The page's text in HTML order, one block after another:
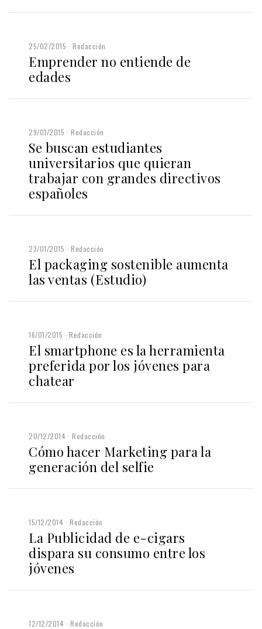
25/02/2015 Redacción
Emprender no entiende de
edades
29/01/2015 Redacción
Se buscan estudiantes
universitarios que quieran
trabajar con grandes directivos
españoles
23/01/2015 Redacción
El packaging sostenible aumenta
las ventas (Estudio)
16/01/2015 Redacción
El smartphone es la herramienta
preferida por los jóvenes para
chatear
20/12/2014 Redacción
Cómo hacer Marketing para la
generación del selfie
15/12/2014 Redacción
La Publicidad de e-cigars
dispara su consumo entre los
jóvenes
12/12/2014 Redacción